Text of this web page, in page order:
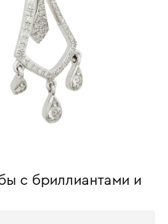
c бриллиантами и